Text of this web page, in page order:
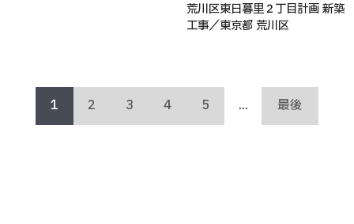
荒川区東日暮里２丁目計画 新築
工事／東京都 荒川区
1 2 3 4 5 ... 最後